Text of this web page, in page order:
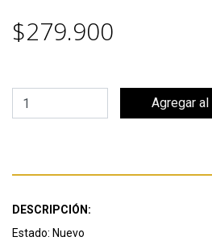
$279.900
DESCRIPCIÓN:
Estado: Nuevo